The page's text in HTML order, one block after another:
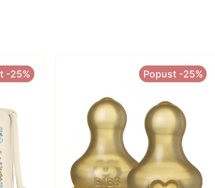
-25%
-25% Popust -25%
Popust -25%